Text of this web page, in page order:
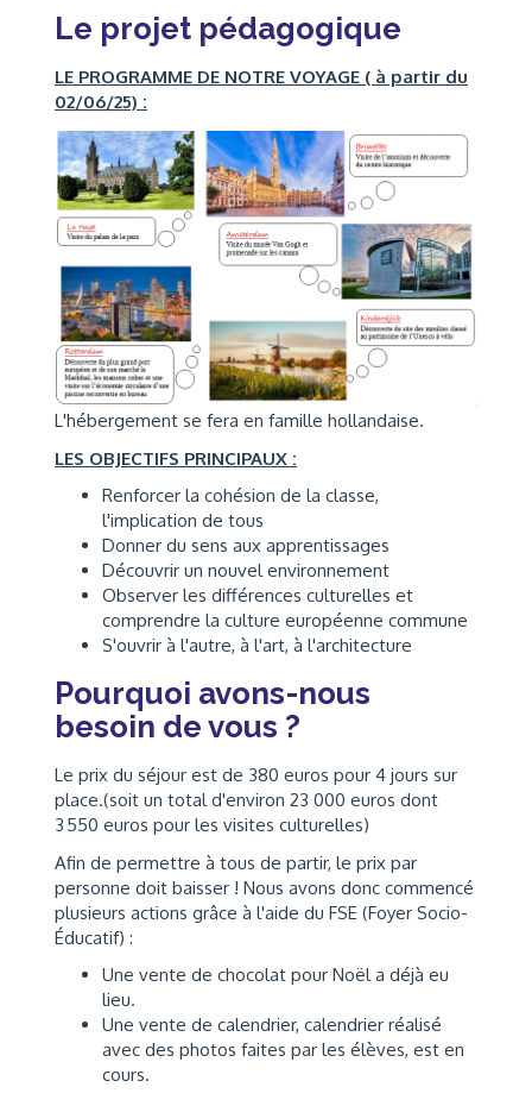
Le projet pédagogique
LE PROGRAMME DE NOTRE VOYAGE ( à partir du
02/06/25) :
L'hébergement se fera en famille hollandaise.
LES OBJECTIFS PRINCIPAUX :
Renforcer la cohésion de la classe,
l'implication de tous
Donner du sens aux apprentissages
Découvrir un nouvel environnement
Observer les différences culturelles et
comprendre la culture européenne commune
S'ouvrir à l'autre, à l'art, à l'architecture
Pourquoi avons-nous
besoin de vous ?
Le prix du séjour est de 380 euros pour 4 jours sur
place.(soit un total d'environ 23 000 euros dont
3 550 euros pour les visites culturelles)
Afin de permettre à tous de partir, le prix par
personne doit baisser ! Nous avons donc commencé
plusieurs actions grâce à l'aide du FSE (Foyer Socio-
Éducatif) :
Une vente de chocolat pour Noël a déjà eu
lieu.
Une vente de calendrier, calendrier réalisé
avec des photos faites par les élèves, est en
cours.